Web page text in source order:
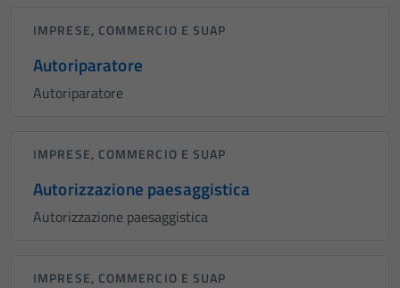
IMPRESE, COMMERCIO E SUAP
Autoriparatore
Autoriparatore
IMPRESE, COMMERCIO E SUAP
Autorizzazione paesaggistica
Autorizzazione paesaggistica
IMPRESE, COMMERCIO E SUAP